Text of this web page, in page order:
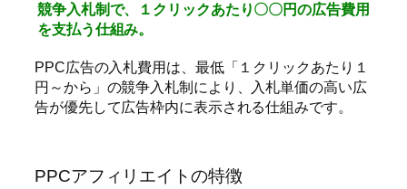
競争入札制で、１クリックあたり〇〇円の広告費用
を支払う仕組み。
PPC広告の入札費用は、最低「１クリックあたり１
円～から」の競争入札制により、入札単価の高い広
告が優先して広告枠内に表示される仕組みです。
PPCアフィリエイトの特徴